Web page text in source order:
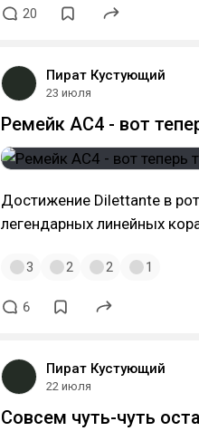
20
Пират Кустующий
23 июля
Ремейк AC4 - вот
Достижение Dilettante в
легендарных линейных
3 2 2 1
6
Пират Кустующий
22 июля
Совсем чуть-чуть